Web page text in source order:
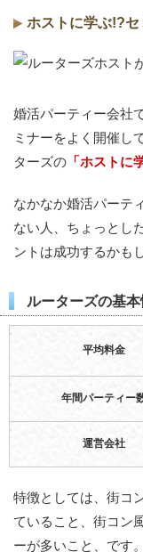
ホストに学ぶ!?
婚活パーティー会社
ミナーをよく開催し
ターズの 「ホストに
なかなか婚活パーテ
ない人、ちょっとし
ントは成功するかも
ルーターズの基本
平均料金
年間パーティー
運営会社
特徴としては、街コ
ていること、街コン
ーが多いこと、です。